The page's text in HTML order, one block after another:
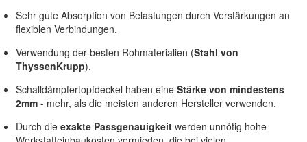
Sehr gute Absorption von Belastungen durch Verstärkungen an
flexiblen Verbindungen.
Verwendung der besten Rohmaterialien (Stahl von
ThyssenKrupp).
Schalldämpfertopfdeckel haben eine Stärke von mindestens
2mm- mehr, als die meisten anderen Hersteller verwenden.
Durch dieexakte Passgenauigkeitwerden unnötig hohe